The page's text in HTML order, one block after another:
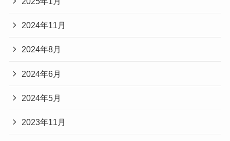
2024年11月
2024年8月
2024年6月
2024年5月
2023年11月